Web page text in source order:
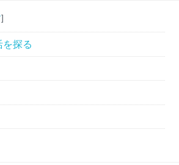
]
を探る